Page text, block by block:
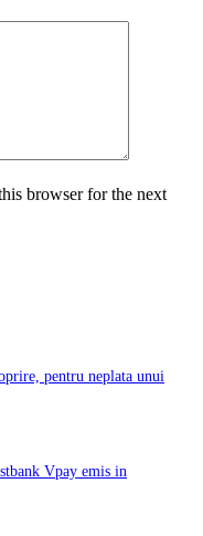
browser for the next
pentru neplata unui
Vpay emis in